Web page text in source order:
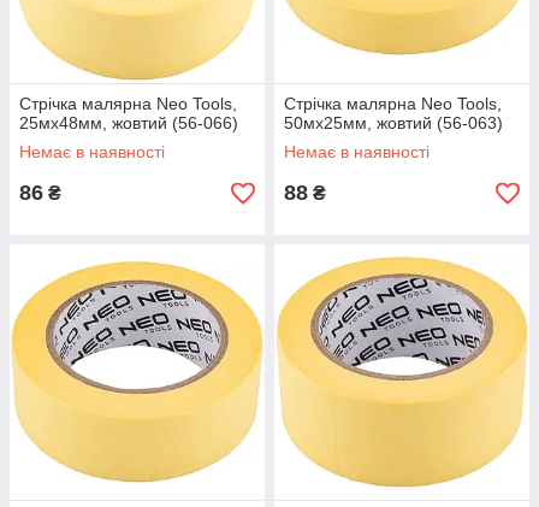
Стрічка малярна Neo Tools,
25мх48мм, жовтий (56-066)
Немає в наявності
86 ₴
Стрічка малярна Neo Tools,
50мх25мм, жовтий (56-063)
Немає в наявності
88 ₴